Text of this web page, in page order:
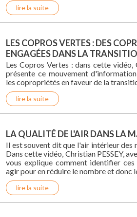
lire la suite
LES COPROS VERTES : DES
ENGAGÉES DANS LA
Les Copros Vertes : dans cette vidéo,
présente ce mouvement
les copropriétés en faveur de la
lire la suite
LA QUALITÉ DE L'AIR DANS LA
Il est souvent dit que l'air intérieur des
Dans cette vidéo, Christian PESSEY,
vous explique comment identifier
agir pour en réduire le nombre et donc
lire la suite